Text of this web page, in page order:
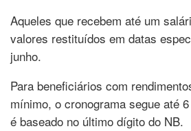
Aqueles que recebem até um
valores restituídos em datas
junho.
Para beneficiários com
mínimo, o cronograma segue até
é baseado no último dígito do NB.